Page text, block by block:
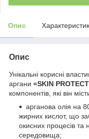
Опис
Опис
Унікальні корисні
аргани «SKIN
компонентів, які він
арганова олія на
жирних кислот, що
окисних процесів та
середовища;